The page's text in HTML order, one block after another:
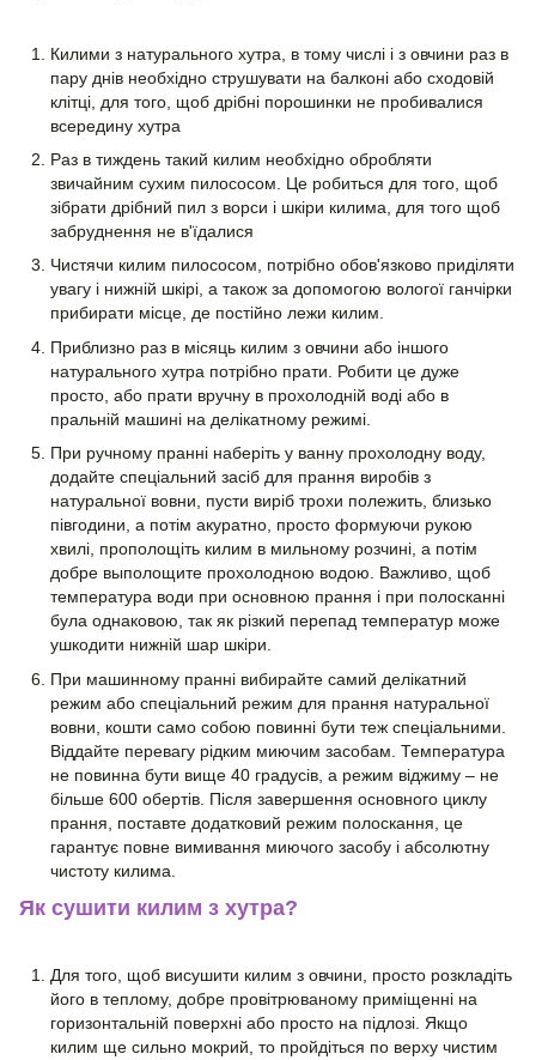
Килими з натурального хутра, в тому числі і з овчини раз в
пару днів необхідно струшувати на балконі або сходовій
клітці, для того, щоб дрібні порошинки не пробивалися
всередину хутра
Раз в тиждень такий килим необхідно обробляти
звичайним сухим пилососом. Це робиться для того, щоб
зібрати дрібний пил з ворси і шкіри килима, для того щоб
забруднення не в'їдалися
Чистячи килим пилососом, потрібно обов'язково приділяти
увагу і нижній шкірі, а також за допомогою вологої ганчірки
прибирати місце, де постійно лежи килим.
Приблизно раз в місяць килим з овчини або іншого
натурального хутра потрібно прати. Робити це дуже
просто, або прати вручну в прохолодній воді або в
пральній машині на делікатному режимі.
При ручному пранні наберіть у ванну прохолодну воду,
додайте спеціальний засіб для прання виробів з
натуральної вовни, пусти виріб трохи полежить, близько
півгодини, а потім акуратно, просто формуючи рукою
хвилі, прополощіть килим в мильному розчині, а потім
добре выполощите прохолодною водою. Важливо, щоб
температура води при основною прання і при полосканні
була однаковою, так як різкий перепад температур може
ушкодити нижній шар шкіри.
При машинному пранні вибирайте самий делікатний
режим або спеціальний режим для прання натуральної
вовни, кошти само собою повинні бути теж спеціальними.
Віддайте перевагу рідким миючим засобам. Температура
не повинна бути вище 40 градусів, а режим віджиму – не
більше 600 обертів. Після завершення основного циклу
прання, поставте додатковий режим полоскання, це
гарантує повне вимивання миючого засобу і абсолютну
чистоту килима.
Як сушити килим з хутра?
Для того, щоб висушити килим з овчини, просто розкладіть
його в теплому, добре провітрюваному приміщенні на
горизонтальній поверхні або просто на підлозі. Якщо
килим ще сильно мокрий, то пройдіться по верху чистим